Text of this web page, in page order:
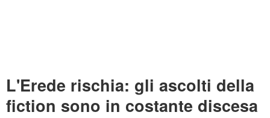
L'Erede rischia: gli ascolti della
fiction sono in costante discesa